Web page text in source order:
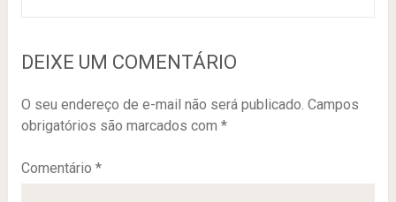
DEIXE UM COMENTÁRIO
O seu endereço de e-mail não será publicado. Campos
obrigatórios são marcados com *
Comentário *